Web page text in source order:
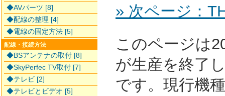
» 次ページ：
このページは
が生産を終了
です。現行機
◆AVパーツ [8]
◆配線の整理 [4]
◆電線の固定方法 [5]
配線・接続方法
◆BSアンテナの取付 [8]
◆SkyPerfec TV取付 [7]
◆テレビ [2]
◆テレビとビデオ [5]